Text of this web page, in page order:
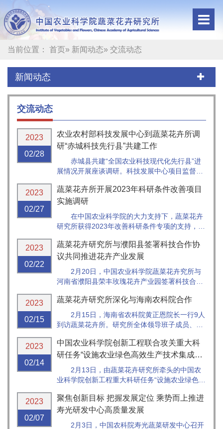
当前位置： 首页» 新闻动态» 交流动态
新闻动态
交流动态
2023
02/28
农业农村部科技发展中心到蔬菜花卉所调
研“赤城科技先行县”共建工作
赤城县共建“全国农业科技现代化先行县”进
展情况开展座谈调研。科技发展中心项目监督处
宁、科研处副处长李彦等参加会议，花卉资源与
育种创新团队首席张秀新研究员主持会议。
2023
02/27
蔬菜花卉所开展2023年科研条件改善项目
实施调研
在中国农业科学院的大力支持下，蔬菜花卉
研究所获得2023年改善科研条件专项的支持，计
造方案，更好地发挥其科研功能，近日，卢林纲
副所长带队先后前往北京市平谷区、河北省张家
2023
02/22
蔬菜花卉研究所与濮阳县签署科技合作协
议共同推进花卉产业发展
2月20日，中国农业科学院蔬菜花卉究所与
河南省濮阳县荣丰玫瑰花卉产业园签署科技合作
所副所长卢林纲、成果转化处和花卉研究室相关
专家，濮阳县人大副主任许建勋、梨园乡党委与
产业园区相关负责人出席签约仪式，...
2023
02/15
蔬菜花卉研究所深化与海南农科院合作
2月15日，海南省农科院黄正恩院长一行9人
到访蔬菜花卉所。研究所全体领导班子成员、科
议由张友军所长主持。
2023
02/14
中国农业科学院创新工程联合攻关重大科
研任务“设施农业绿色高效生产技术集成示
范推广”工...
2月13日，由蔬菜花卉研究所牵头的中国农
业科学院创新工程重大科研任务“设施农业绿色高
开。会议采用线上线下相结合的方式，中国农科
院科技局项目与成果管理处干部田帅、都市农业
2023
02/07
聚焦创新目标 把握发展定位 乘势而上推进
寿光研发中心高质量发展
2月3日，中国农科院寿光蔬菜研发中心召开